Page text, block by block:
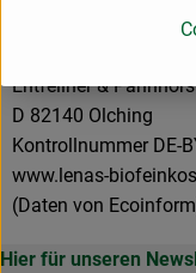
Entfellner &
D 82140 Olching
Kontrollnummer DE-
www.lenas-
(Daten von
Hier für unseren